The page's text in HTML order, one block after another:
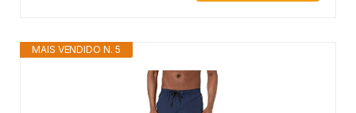
MAIS VENDIDO N. 5